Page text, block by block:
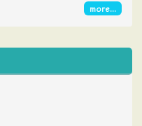
more...